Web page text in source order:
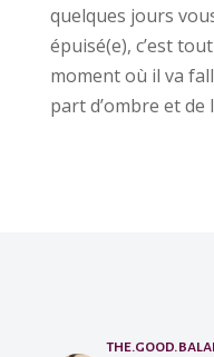
quelques jours
épuisé(e), c’est
moment où il va
part d’ombre et de